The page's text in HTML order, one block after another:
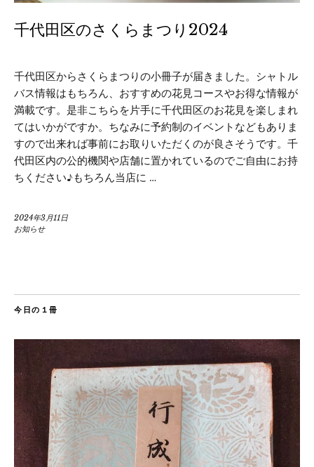
千代田区のさくらまつり2024
千代田区からさくらまつりの小冊子が届きました。シャトル
バス情報はもちろん、おすすめの花見コースやお得な情報が
満載です。是非こちらを片手に千代田区のお花見を楽しまれ
てはいかがですか。ちなみに予約制のイベントなどもありま
すので出来れば事前にお取りいただくのが良さそうです。千
代田区内の公的機関や店舗に置かれているのでご自由にお持
ちください♪もちろん当店に …
2024年3月11日
お知らせ
今日の１冊